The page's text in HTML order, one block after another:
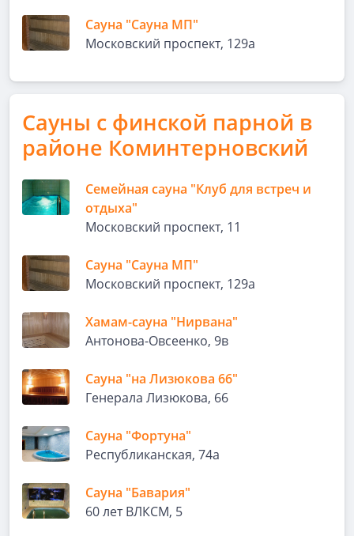
Сауна "Сауна МП"
Московский проспект, 129а
Сауны с финской парной в
районе Коминтерновский
Семейная сауна "Клуб для встреч и
отдыха"
Московский проспект, 11
Сауна "Сауна МП"
Московский проспект, 129а
Хамам-сауна "Нирвана"
Антонова-Овсеенко, 9в
Сауна "на Лизюкова 66"
Генерала Лизюкова, 66
Сауна "Фортуна"
Республиканская, 74а
Сауна "Бавария"
60 лет ВЛКСМ, 5